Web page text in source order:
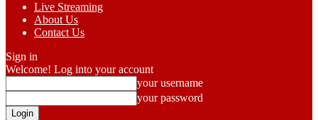
Live Streaming
About Us
Contact Us
Sign in
Welcome! Log into your account
your username
your password